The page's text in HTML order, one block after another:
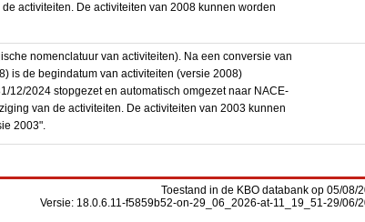
activiteiten. De activiteiten van 2008 kunnen worden
nomenclatuur van activiteiten). Na een conversie van
is de begindatum van activiteiten (versie 2008)
12/2024 stopgezet en automatisch omgezet naar NACE-
van de activiteiten. De activiteiten van 2003 kunnen
2003".
Toestand in de KBO databank op 05/08/
Versie: 18.0.6.11-f5859b52-on-29_06_2026-at-11_19_51-29/06/